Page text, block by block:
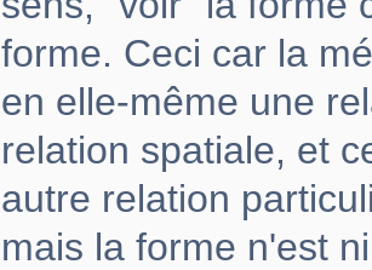
forme. Ceci car la
en elle-même une
relation spatiale, et
autre relation
mais la forme n'est